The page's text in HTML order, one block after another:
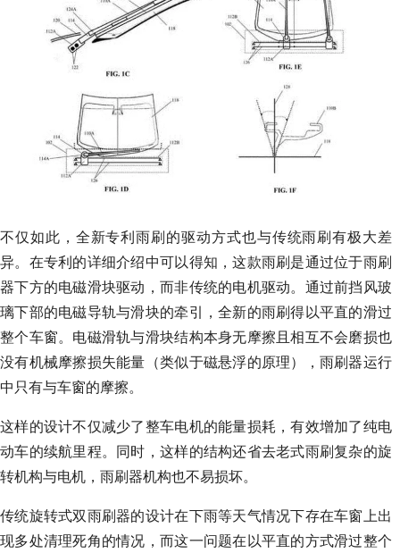
不仅如此，全新专利雨刷的驱动方式也与传统雨刷有极大差
异。在专利的详细介绍中可以得知，这款雨刷是通过位于雨刷
器下方的电磁滑块驱动，而非传统的电机驱动。通过前挡风玻
璃下部的电磁导轨与滑块的牵引，全新的雨刷得以平直的滑过
整个车窗。电磁滑轨与滑块结构本身无摩擦且相互不会磨损也
没有机械摩擦损失能量（类似于磁悬浮的原理），雨刷器运行
中只有与车窗的摩擦。
这样的设计不仅减少了整车电机的能量损耗，有效增加了纯电
动车的续航里程。同时，这样的结构还省去老式雨刷复杂的旋
转机构与电机，雨刷器机构也不易损坏。
传统旋转式双雨刷器的设计在下雨等天气情况下存在车窗上出
现多处清理死角的情况，而这一问题在以平直的方式滑过整个